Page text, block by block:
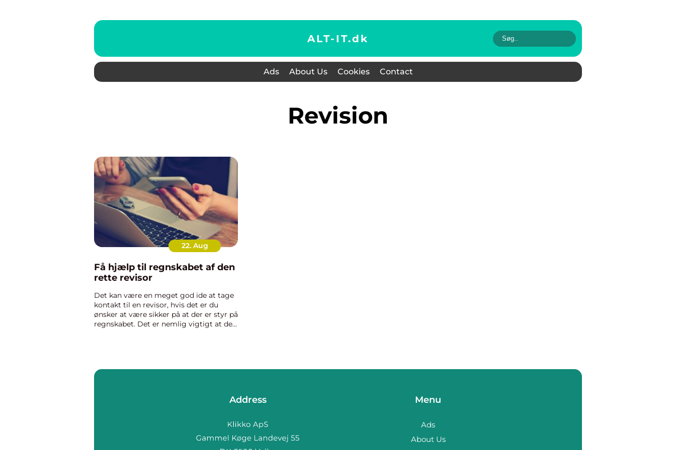
ALT-IT.dk
Ads About Us Cookies Contact
revision
22. Aug
Få hjælp til regnskabet af den
rette revisor
Det kan være en meget god ide at tage
kontakt til en revisor, hvis det er du
ønsker at være sikker på at der er styr på
regnskabet. Det er nemlig vigtigt at der
Address Menu
Ads
About Us